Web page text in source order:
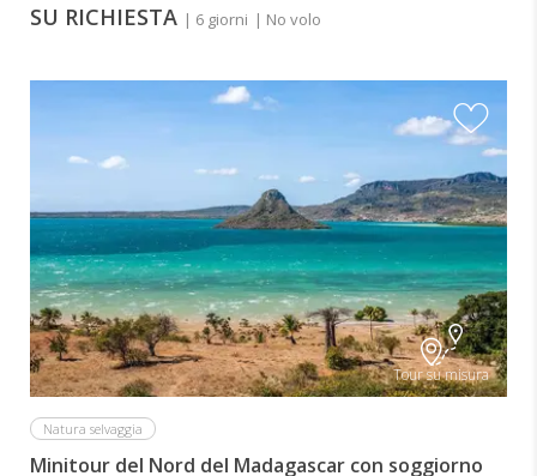
SU RICHIESTA | 6 giorni | No volo
Tour su misura
Natura selvaggia
Minitour del Nord del Madagascar con soggiorno